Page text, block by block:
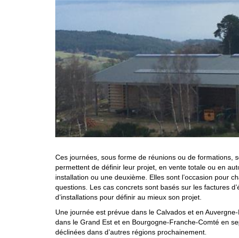
Ces journées, sous forme de réunions ou de formations,
permettent de définir leur projet, en vente totale ou en
installation ou une deuxième. Elles sont l’occasion pour
questions. Les cas concrets sont basés sur les factures
d’installations pour définir au mieux son projet.
Une journée est prévue dans le Calvados et en
dans le Grand Est et en Bourgogne-Franche-Comté en
déclinées dans d’autres régions prochainement.